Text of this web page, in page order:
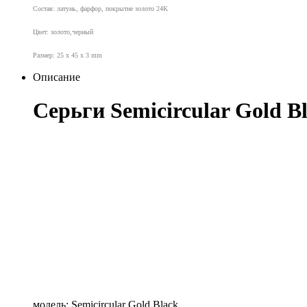
Состав: латунь, фарфор, покрытие золото 24K
Цвет: золото,черный
Размер: 25 x 45 x 3 mm
Описание
Серьги Semicircular Gold
модель: Semicircular Gold Black